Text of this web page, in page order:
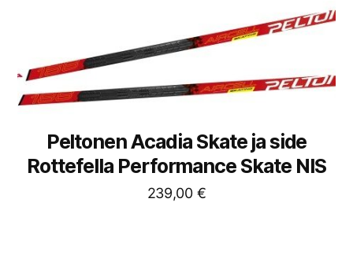
Peltonen Acadia Skate ja side
Rottefella Performance Skate NIS
239,00 €